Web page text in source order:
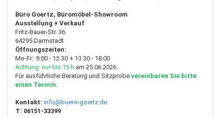
Büro Goertz, Büromöbel-Showroom
Ausstellung + Verkauf
Fritz-Bauer-Str. 36
64295 Darmstadt
Öffnungszeiten:
Mo-Fr.: 9.00 - 12.30 + 13.30 - 18.00
Achtung: nur bis 15 h am 25.06.2026 .
Für ausführliche Beratung und Sitzprobe vereinbaren Sie bitte
einen Termin.
Kontakt: info@buero-goertz.de
T: 06151-33399